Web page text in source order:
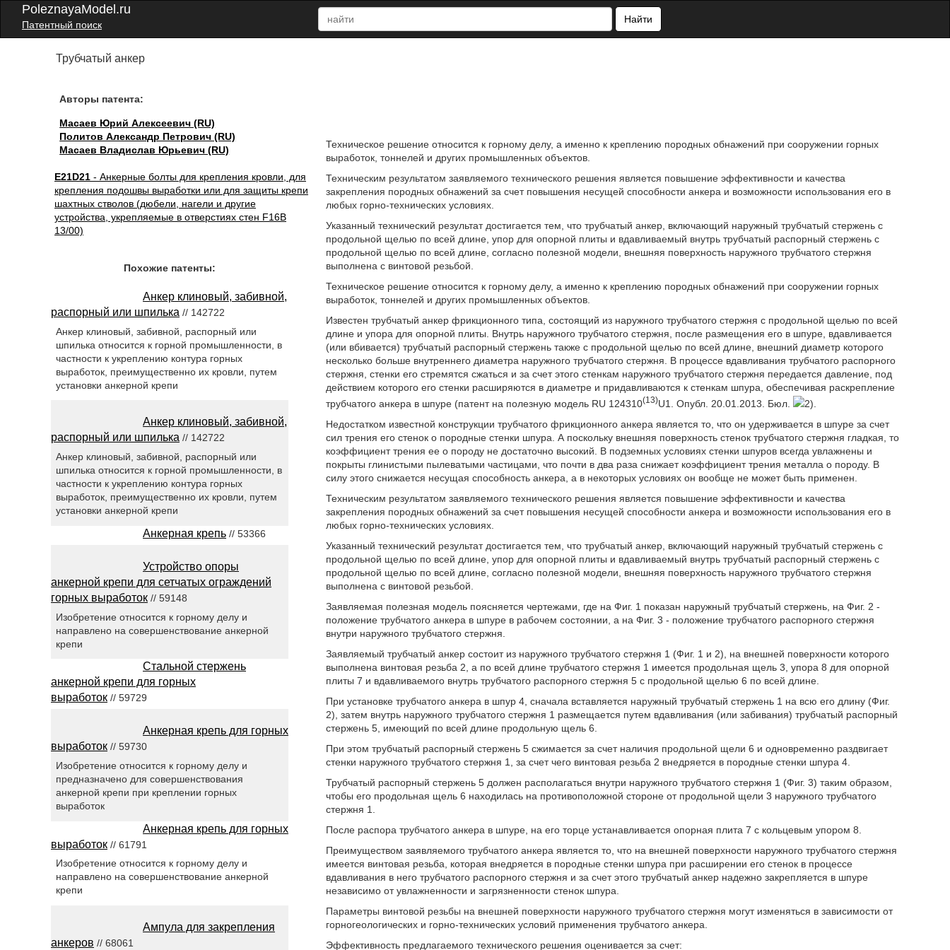
PoleznayaModel.ru
Патентный поиск
Найти
Трубчатый анкер
Авторы патента:
Масаев Юрий Алексеевич (RU)
Политов Александр Петрович (RU)
Масаев Владислав Юрьевич (RU)
E21D21 - Анкерные болты для крепления кровли, для
крепления подошвы выработки или для защиты крепи
шахтных стволов (дюбели, нагели и другие
устройства, укрепляемые в отверстиях стен F16B
13/00)
Техническое решение относится к горному делу, а именно к креплению породных обнажений при сооружении горных
выработок, тоннелей и других промышленных объектов.
Техническим результатом заявляемого технического решения является повышение эффективности и качества
закрепления породных обнажений за счет повышения несущей способности анкера и возможности использования его в
любых горно-технических условиях.
Указанный технический результат достигается тем, что трубчатый анкер, включающий наружный трубчатый стержень с
продольной щелью по всей длине, упор для опорной плиты и вдавливаемый внутрь трубчатый распорный стержень с
продольной щелью по всей длине, согласно полезной модели, внешняя поверхность наружного трубчатого стержня
выполнена с винтовой резьбой.
Техническое решение относится к горному делу, а именно к креплению породных обнажений при сооружении горных
выработок, тоннелей и других промышленных объектов.
Известен трубчатый анкер фрикционного типа, состоящий из наружного трубчатого стержня с продольной щелью по всей
длине и упора для опорной плиты. Внутрь наружного трубчатого стержня, после размещения его в шпуре, вдавливается
(или вбивается) трубчатый распорный стержень также с продольной щелью по всей длине, внешний диаметр которого
несколько больше внутреннего диаметра наружного трубчатого стержня. В процессе вдавливания трубчатого распорного
стержня, стенки его стремятся сжаться и за счет этого стенкам наружного трубчатого стержня передается давление, под
действием которого его стенки расширяются в диаметре и придавливаются к стенкам шпура, обеспечивая раскрепление
трубчатого анкера в шпуре (патент на полезную модель RU 124310(13)U1. Опубл. 20.01.2013. Бюл.
2).
Недостатком известной конструкции трубчатого фрикционного анкера является то, что он удерживается в шпуре за счет
сил трения его стенок о породные стенки шпура. А поскольку внешняя поверхность стенок трубчатого стержня гладкая, то
коэффициент трения ее о породу не достаточно высокий. В подземных условиях стенки шпуров всегда увлажнены и
покрыты глинистыми пылеватыми частицами, что почти в два раза снижает коэффициент трения металла о породу. В
силу этого снижается несущая способность анкера, а в некоторых условиях он вообще не может быть применен.
Техническим результатом заявляемого технического решения является повышение эффективности и качества
закрепления породных обнажений за счет повышения несущей способности анкера и возможности использования его в
любых горно-технических условиях.
Указанный технический результат достигается тем, что трубчатый анкер, включающий наружный трубчатый стержень с
продольной щелью по всей длине, упор для опорной плиты и вдавливаемый внутрь трубчатый распорный стержень с
продольной щелью по всей длине, согласно полезной модели, внешняя поверхность наружного трубчатого стержня
выполнена с винтовой резьбой.
Заявляемая полезная модель поясняется чертежами, где на Фиг. 1 показан наружный трубчатый стержень, на Фиг. 2 -
положение трубчатого анкера в шпуре в рабочем состоянии, а на Фиг. 3 - положение трубчатого распорного стержня
внутри наружного трубчатого стержня.
Заявляемый трубчатый анкер состоит из наружного трубчатого стержня 1 (Фиг. 1 и 2), на внешней поверхности которого
выполнена винтовая резьба 2, а по всей длине трубчатого стержня 1 имеется продольная щель 3, упора 8 для опорной
плиты 7 и вдавливаемого внутрь трубчатого распорного стержня 5 с продольной щелью 6 по всей длине.
При установке трубчатого анкера в шпур 4, сначала вставляется наружный трубчатый стержень 1 на всю его длину (Фиг.
2), затем внутрь наружного трубчатого стержня 1 размещается путем вдавливания (или забивания) трубчатый распорный
стержень 5, имеющий по всей длине продольную щель 6.
При этом трубчатый распорный стержень 5 сжимается за счет наличия продольной щели 6 и одновременно раздвигает
стенки наружного трубчатого стержня 1, за счет чего винтовая резьба 2 внедряется в породные стенки шпура 4.
Трубчатый распорный стержень 5 должен располагаться внутри наружного трубчатого стержня 1 (Фиг. 3) таким образом,
чтобы его продольная щель 6 находилась на противоположной стороне от продольной щели 3 наружного трубчатого
стержня 1.
После распора трубчатого анкера в шпуре, на его торце устанавливается опорная плита 7 с кольцевым упором 8.
Преимуществом заявляемого трубчатого анкера является то, что на внешней поверхности наружного трубчатого стержня
имеется винтовая резьба, которая внедряется в породные стенки шпура при расширении его стенок в процессе
вдавливания в него трубчатого распорного стержня и за счет этого трубчатый анкер надежно закрепляется в шпуре
независимо от увлажненности и загрязненности стенок шпура.
Параметры винтовой резьбы на внешней поверхности наружного трубчатого стержня могут изменяться в зависимости от
горногеологических и горно-технических условий применения трубчатого анкера.
Эффективность предлагаемого технического решения оценивается за счет:
Похожие патенты:
Анкер клиновый, забивной,
распорный или шпилька // 142722
Анкер клиновый, забивной, распорный или
шпилька относится к горной промышленности, в
частности к укреплению контура горных
выработок, преимущественно их кровли, путем
установки анкерной крепи
Анкер клиновый, забивной,
распорный или шпилька // 142722
Анкер клиновый, забивной, распорный или
шпилька относится к горной промышленности, в
частности к укреплению контура горных
выработок, преимущественно их кровли, путем
установки анкерной крепи
Анкерная крепь // 53366
Устройство опоры
анкерной крепи для сетчатых ограждений
горных выработок // 59148
Изобретение относится к горному делу и
направлено на совершенствование анкерной
крепи
Стальной стержень
анкерной крепи для горных
выработок // 59729
Анкерная крепь для горных
выработок // 59730
Изобретение относится к горному делу и
предназначено для совершенствования
анкерной крепи при креплении горных
выработок
Анкерная крепь для горных
выработок // 61791
Изобретение относится к горному делу и
направлено на совершенствование анкерной
крепи
Ампула для закрепления
анкеров // 68061